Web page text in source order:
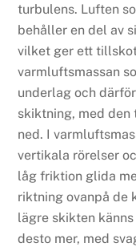
turbulens. Luften
behåller en del av
vilket ger ett
varmluftsmassan
underlag och
skiktning, med
ned. I
vertikala rörelser
låg friktion glida
riktning ovanpå de
lägre skikten
desto mer, med